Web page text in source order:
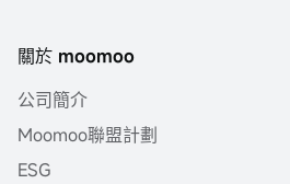
關於 moomoo
公司簡介
Moomoo聯盟計劃
ESG